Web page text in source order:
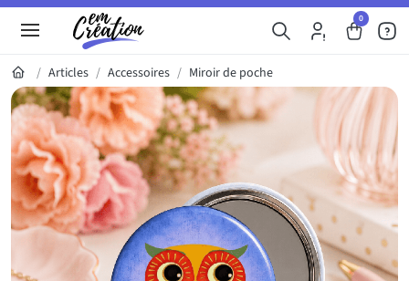
0
Articles Accessoires Miroir de poche
Galerie du produit